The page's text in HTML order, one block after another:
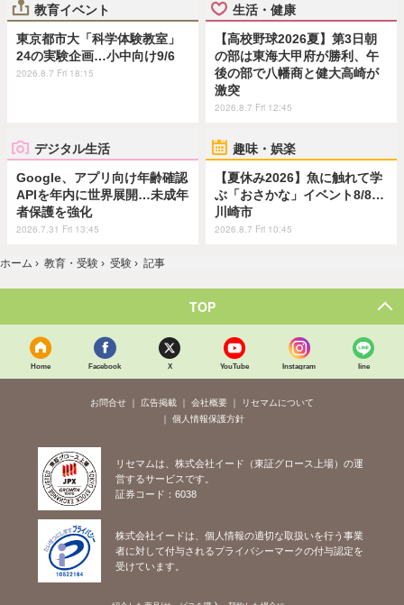
教育イベント
東京都市大「科学体験教室」
24の実験企画…小中向け9/6
2026.8.7 Fri 18:15
生活・健康
【高校野球2026夏】第3日朝
の部は東海大甲府が勝利、午
後の部で八幡商と健大高崎が
激突
2026.8.7 Fri 12:45
デジタル生活
Google、アプリ向け年齢確認
APIを年内に世界展開…未成年
者保護を強化
2026.7.31 Fri 13:45
趣味・娯楽
【夏休み2026】魚に触れて学
ぶ「おさかな」イベント8/8…
川崎市
2026.8.7 Fri 10:45
ホーム › 教育・受験 › 受験 › 記事
TOP
Home Facebook X YouTube Instagram line
お問合せ 広告掲載 会社概要
リセマムについて
個人情報保護方針
リセマムは、株式会社イード（東証グロース上場）の運
営するサービスです。
証券コード：6038
株式会社イードは、個人情報の適切な取扱いを行う事業
者に対して付与されるプライバシーマークの付与認定を
受けています。